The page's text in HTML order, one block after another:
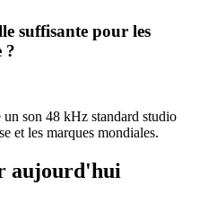
suffisante pour les
?
son 48 kHz standard studio
et les marques mondiales.
aujourd'hui